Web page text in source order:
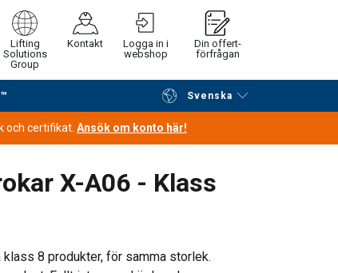
Lifting
Solutions
Group
Kontakt
Logga in i
webshop
Din offert-
förfrågan
Svenska
Fortsätt handla Gå till kassan
och certifikat. Ansök om konto här!
X-A06 - Klass
8 produkter, för samma storlek.